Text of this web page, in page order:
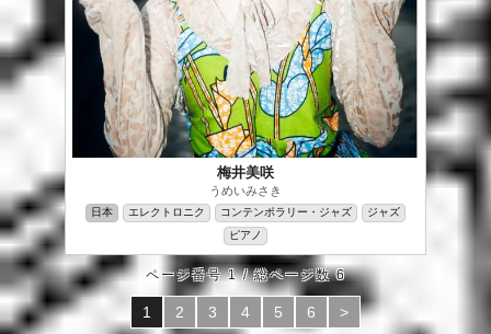
梅井美咲
うめいみさき
日本 エレクトロニク コンテンポラリー・ジャズ
ジャズ
ピアノ
ページ番号 1 / 総ページ数 6
1 2 3 4 5 6 >